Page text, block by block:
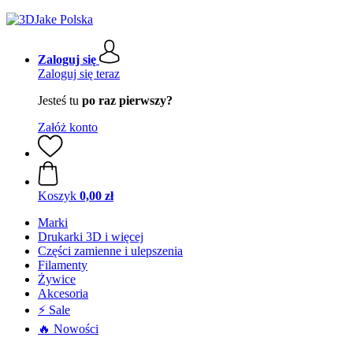
Zaloguj się
Zaloguj się teraz
Jesteś tu po raz pierwszy?
Załóż konto
Koszyk 0,00 zł
Marki
Drukarki 3D i więcej
Części zamienne i ulepszenia
Filamenty
Żywice
Akcesoria
⚡ Sale
🔥 Nowości